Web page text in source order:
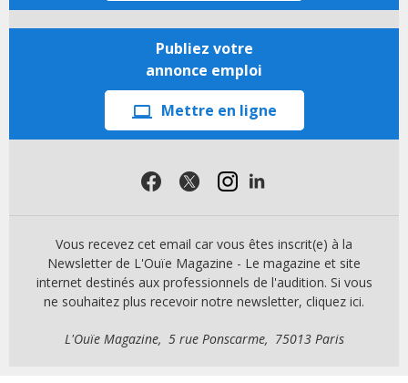
Publiez votre
annonce emploi
Mettre en ligne
Vous recevez cet email car vous êtes inscrit(e) à la
Newsletter de L'Ouïe Magazine - Le magazine et site
internet destinés aux professionnels de l'audition. Si vous
ne souhaitez plus recevoir notre newsletter, cliquez ici.
L'Ouïe Magazine, 5 rue Ponscarme, 75013 Paris